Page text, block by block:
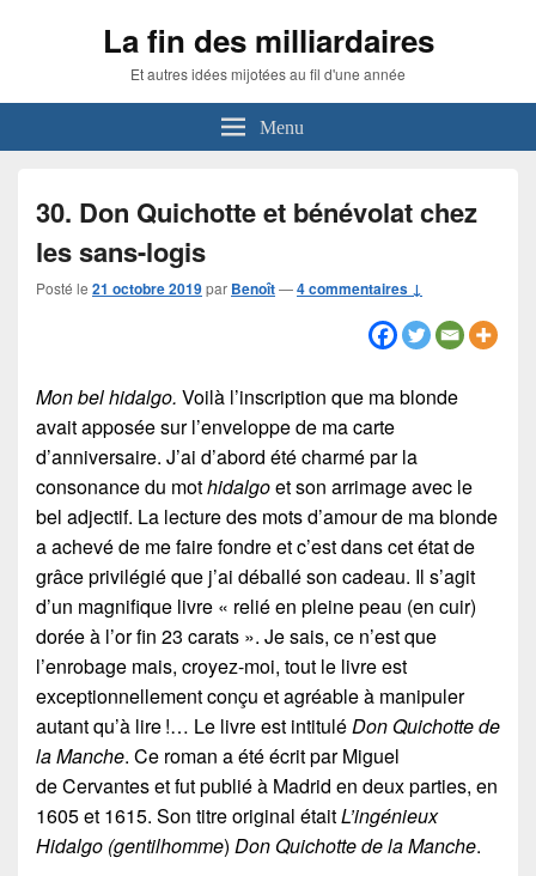
La fin des milliardaires
Et autres idées mijotées au fil d'une année
Menu
30. Don Quichotte et bénévolat chez
les sans-logis
Posté le 21 octobre 2019par Benoît—4 commentaires ↓
Mon bel hidalgo. Voilà l’inscription que ma blonde
avait apposée sur l’enveloppe de ma carte
d’anniversaire. J’ai d’abord été charmé par la
consonance du mothidalgoet son arrimage avec le
bel adjectif. La lecture des mots d’amour de ma blonde
a achevé de me faire fondre et c’est dans cet état de
grâce privilégié que j’ai déballé son cadeau. Il s’agit
d’un magnifique livre « relié en pleine peau (en cuir)
dorée à l’or fin 23 carats ». Je sais, ce n’est que
l’enrobage mais, croyez-moi, tout le livre est
exceptionnellement conçu et agréable à manipuler
autant qu’à lire !… Le livre est intituléDon Quichotte de
la Manche. Ce roman a été écrit par Miguel
de Cervantes et fut publié à Madrid en deux parties, en
1605 et 1615. Son titre original étaitL’ingénieux
Hidalgo (gentilhomme) Don Quichotte de la Manche.